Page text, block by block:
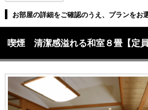
お部屋の詳細をご確認のうえ、プランをお
喫煙 清潔感溢れる和室８畳【定員